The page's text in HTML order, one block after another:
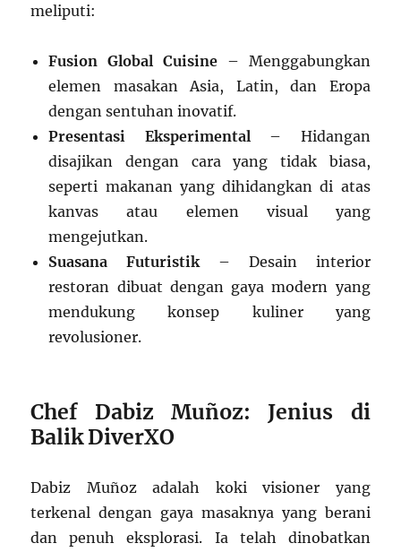
meliputi:
Fusion Global Cuisine – Menggabungkan
elemen masakan Asia, Latin, dan Eropa
dengan sentuhan inovatif.
Presentasi Eksperimental – Hidangan
disajikan dengan cara yang tidak biasa,
seperti makanan yang dihidangkan di atas
kanvas atau elemen visual yang
mengejutkan.
Suasana Futuristik – Desain interior
restoran dibuat dengan gaya modern yang
mendukung konsep kuliner yang
revolusioner.
Chef Dabiz Muñoz: Jenius di
Balik DiverXO
Dabiz Muñoz adalah koki visioner yang
terkenal dengan gaya masaknya yang berani
dan penuh eksplorasi. Ia telah dinobatkan